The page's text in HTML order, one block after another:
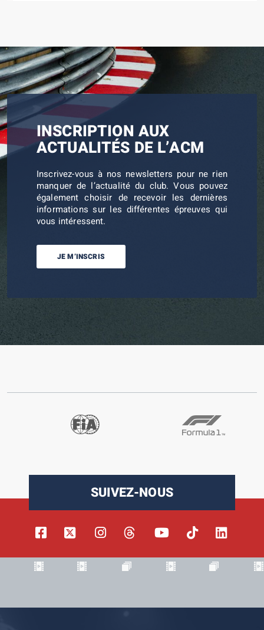
INSCRIPTION AUX
ACTUALITÉS DE L’ACM
Inscrivez-vous à nos newsletters pour ne rien
manquer de l’actualité du club. Vous pouvez
également choisir de recevoir les dernières
informations sur les différentes épreuves qui
vous intéressent.
JE M’INSCRIS
SUIVEZ-NOUS